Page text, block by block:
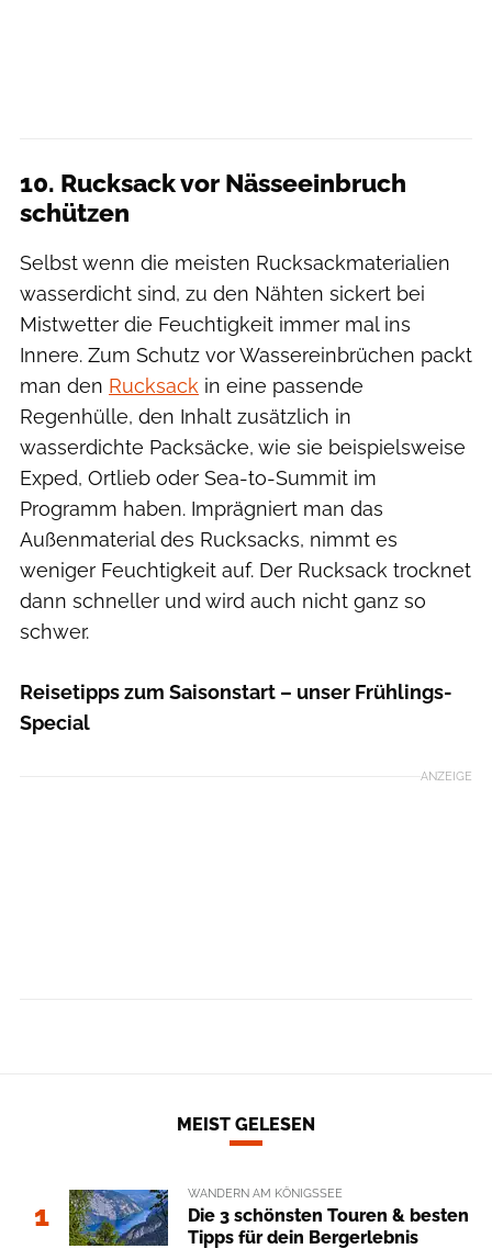
10. Rucksack vor Nässeeinbruch
schützen
Selbst wenn die meisten Rucksackmaterialien
wasserdicht sind, zu den Nähten sickert bei
Mistwetter die Feuchtigkeit immer mal ins
Innere. Zum Schutz vor Wassereinbrüchen packt
man den Rucksack in eine passende
Regenhülle, den Inhalt zusätzlich in
wasserdichte Packsäcke, wie sie beispielsweise
Exped, Ortlieb oder Sea-to-Summit im
Programm haben. Imprägniert man das
Außenmaterial des Rucksacks, nimmt es
weniger Feuchtigkeit auf. Der Rucksack trocknet
dann schneller und wird auch nicht ganz so
schwer.
Reisetipps zum Saisonstart – unser Frühlings-
Special
ANZEIGE
MEIST GELESEN
1
WANDERN AM KÖNIGSSEE
Die 3 schönsten Touren & besten
Tipps für dein Bergerlebnis